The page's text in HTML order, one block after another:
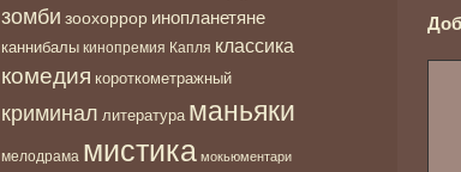
зомби зоохоррор инопланетяне
каннибалы кинопремия Капля классика
комедия короткометражный
криминал литература маньяки
мелодрама мистика мокьюментари